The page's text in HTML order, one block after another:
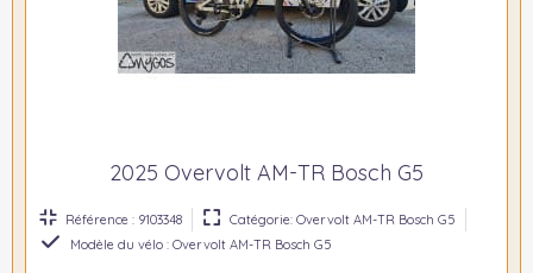
2025 Overvolt AM-TR Bosch G5
Référence : 9103348
Catégorie: Overvolt AM-TR Bosch G5
Modèle du vélo : Overvolt AM-TR Bosch G5